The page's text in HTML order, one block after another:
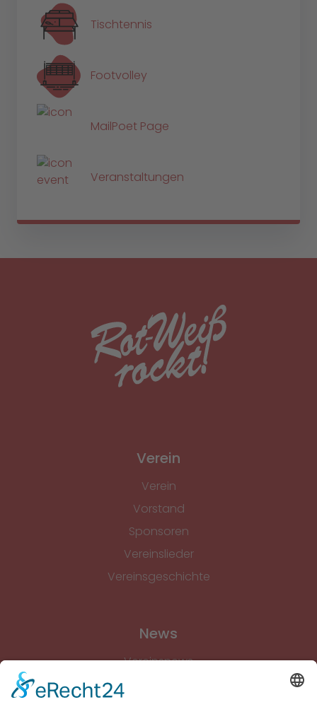
Tischtennis
Footvolley
MailPoet Page
Veranstaltungen
Verein
Verein
Vorstand
Sponsoren
Vereinslieder
Vereinsgeschichte
News
Vereinsnews